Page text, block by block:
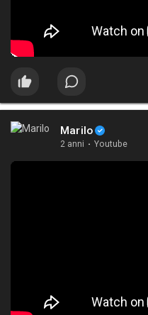
Marilo
2 anni · Youtube